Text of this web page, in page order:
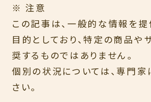
※ 注意
この記事は、一般的な情報を提
目的としており、特定の商品や
奨するものではありません。
個別の状況については、専門家
さい。